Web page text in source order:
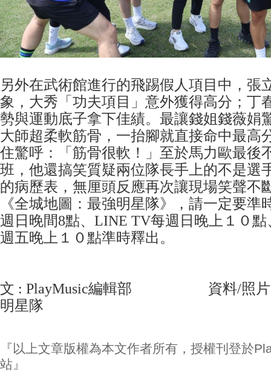
另外在武術館進行的飛踢假人項目中，張
象，大秀「功夫項目」意外獲得高分；丁
勢與運動底子拿下佳績。最讓錢姐錢薇娟
大師超柔軟筋骨，一抬腳就直接命中最高
住驚呼：「筋骨很軟！」至於馬力歐最後
班，他還搞笑質疑兩位隊長手上的不是選
的病歷表，無厘頭反應再次讓現場笑聲不
《全城地圖：最強明星隊》，請一定要準
週日晚間8點、LINE TV每週日晚上１０點
週五晚上１０點準時釋出。
文 : PlayMusic編輯部 資料/照片 :
明星隊
『以上文章版權為本文作者所有，授權刊登於
站』